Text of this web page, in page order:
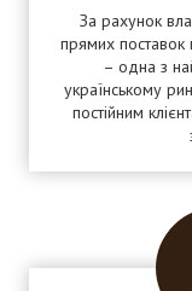
За рахунок
прямих поставок
– одна з
українському
постійним